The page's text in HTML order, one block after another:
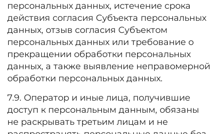
персональных данных, истечение срока
действия согласия Субъекта персональных
данных, отзыв согласия Субъектом
персональных данных или требование о
прекращении обработки персональных
данных, а также выявление неправомерной
обработки персональных данных.
7.9. Оператор и иные лица, получившие
доступ к персональным данным, обязаны
не раскрывать третьим лицам и не